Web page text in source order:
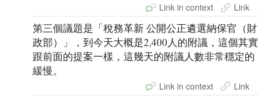
Link in context Link
第三個議題是「稅務革新 公開公正遴選納保官（財
政部）」，到今天大概是2,400人的附議，這個其實
跟前面的提案一樣，這幾天的附議人數非常穩定的
緩慢。
Link in context Link